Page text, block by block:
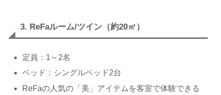
3. ReFaルーム/ツイン（約20㎡）
定員：1～2名
ベッド：シングルベッド2台
ReFaの人気の「美」アイテムを客室で体験できる